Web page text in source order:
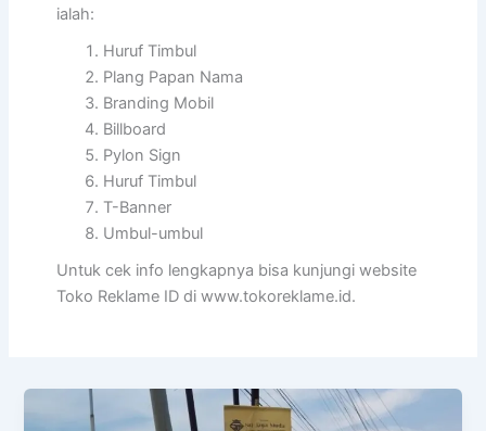
ialah:
Huruf Timbul
Plang Papan Nama
Branding Mobil
Billboard
Pylon Sign
Huruf Timbul
T-Banner
Umbul-umbul
Untuk cek info lengkapnya bisa kunjungi website
Toko Reklame ID di www.tokoreklame.id.